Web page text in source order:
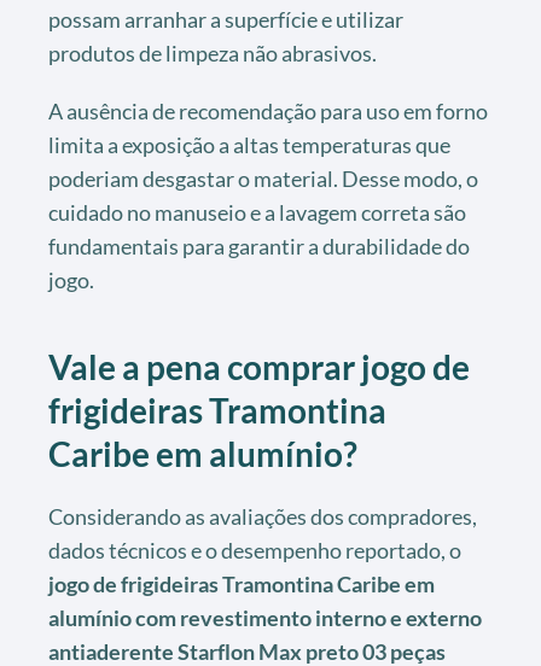
possam arranhar a superfície e utilizar
produtos de limpeza não abrasivos.
A ausência de recomendação para uso em forno
limita a exposição a altas temperaturas que
poderiam desgastar o material. Desse modo, o
cuidado no manuseio e a lavagem correta são
fundamentais para garantir a durabilidade do
jogo.
Vale a pena comprar jogo de
frigideiras Tramontina
Caribe em alumínio?
Considerando as avaliações dos compradores,
dados técnicos e o desempenho reportado, o
jogo de frigideiras Tramontina Caribe em
alumínio com revestimento interno e externo
antiaderente Starflon Max preto 03 peças